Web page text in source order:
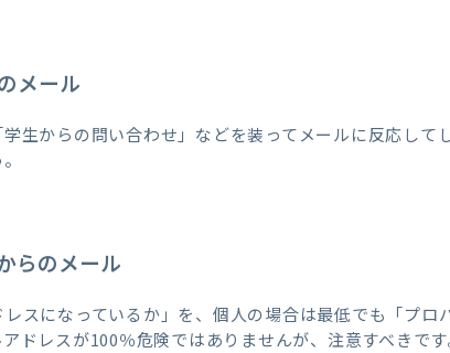
メール
学生からの問い合わせ」などを装ってメールに反応して
らのメール
スになっているか」を、個人の場合は最低でも「プロ
ドレスが100％危険ではありませんが、注意すべきです